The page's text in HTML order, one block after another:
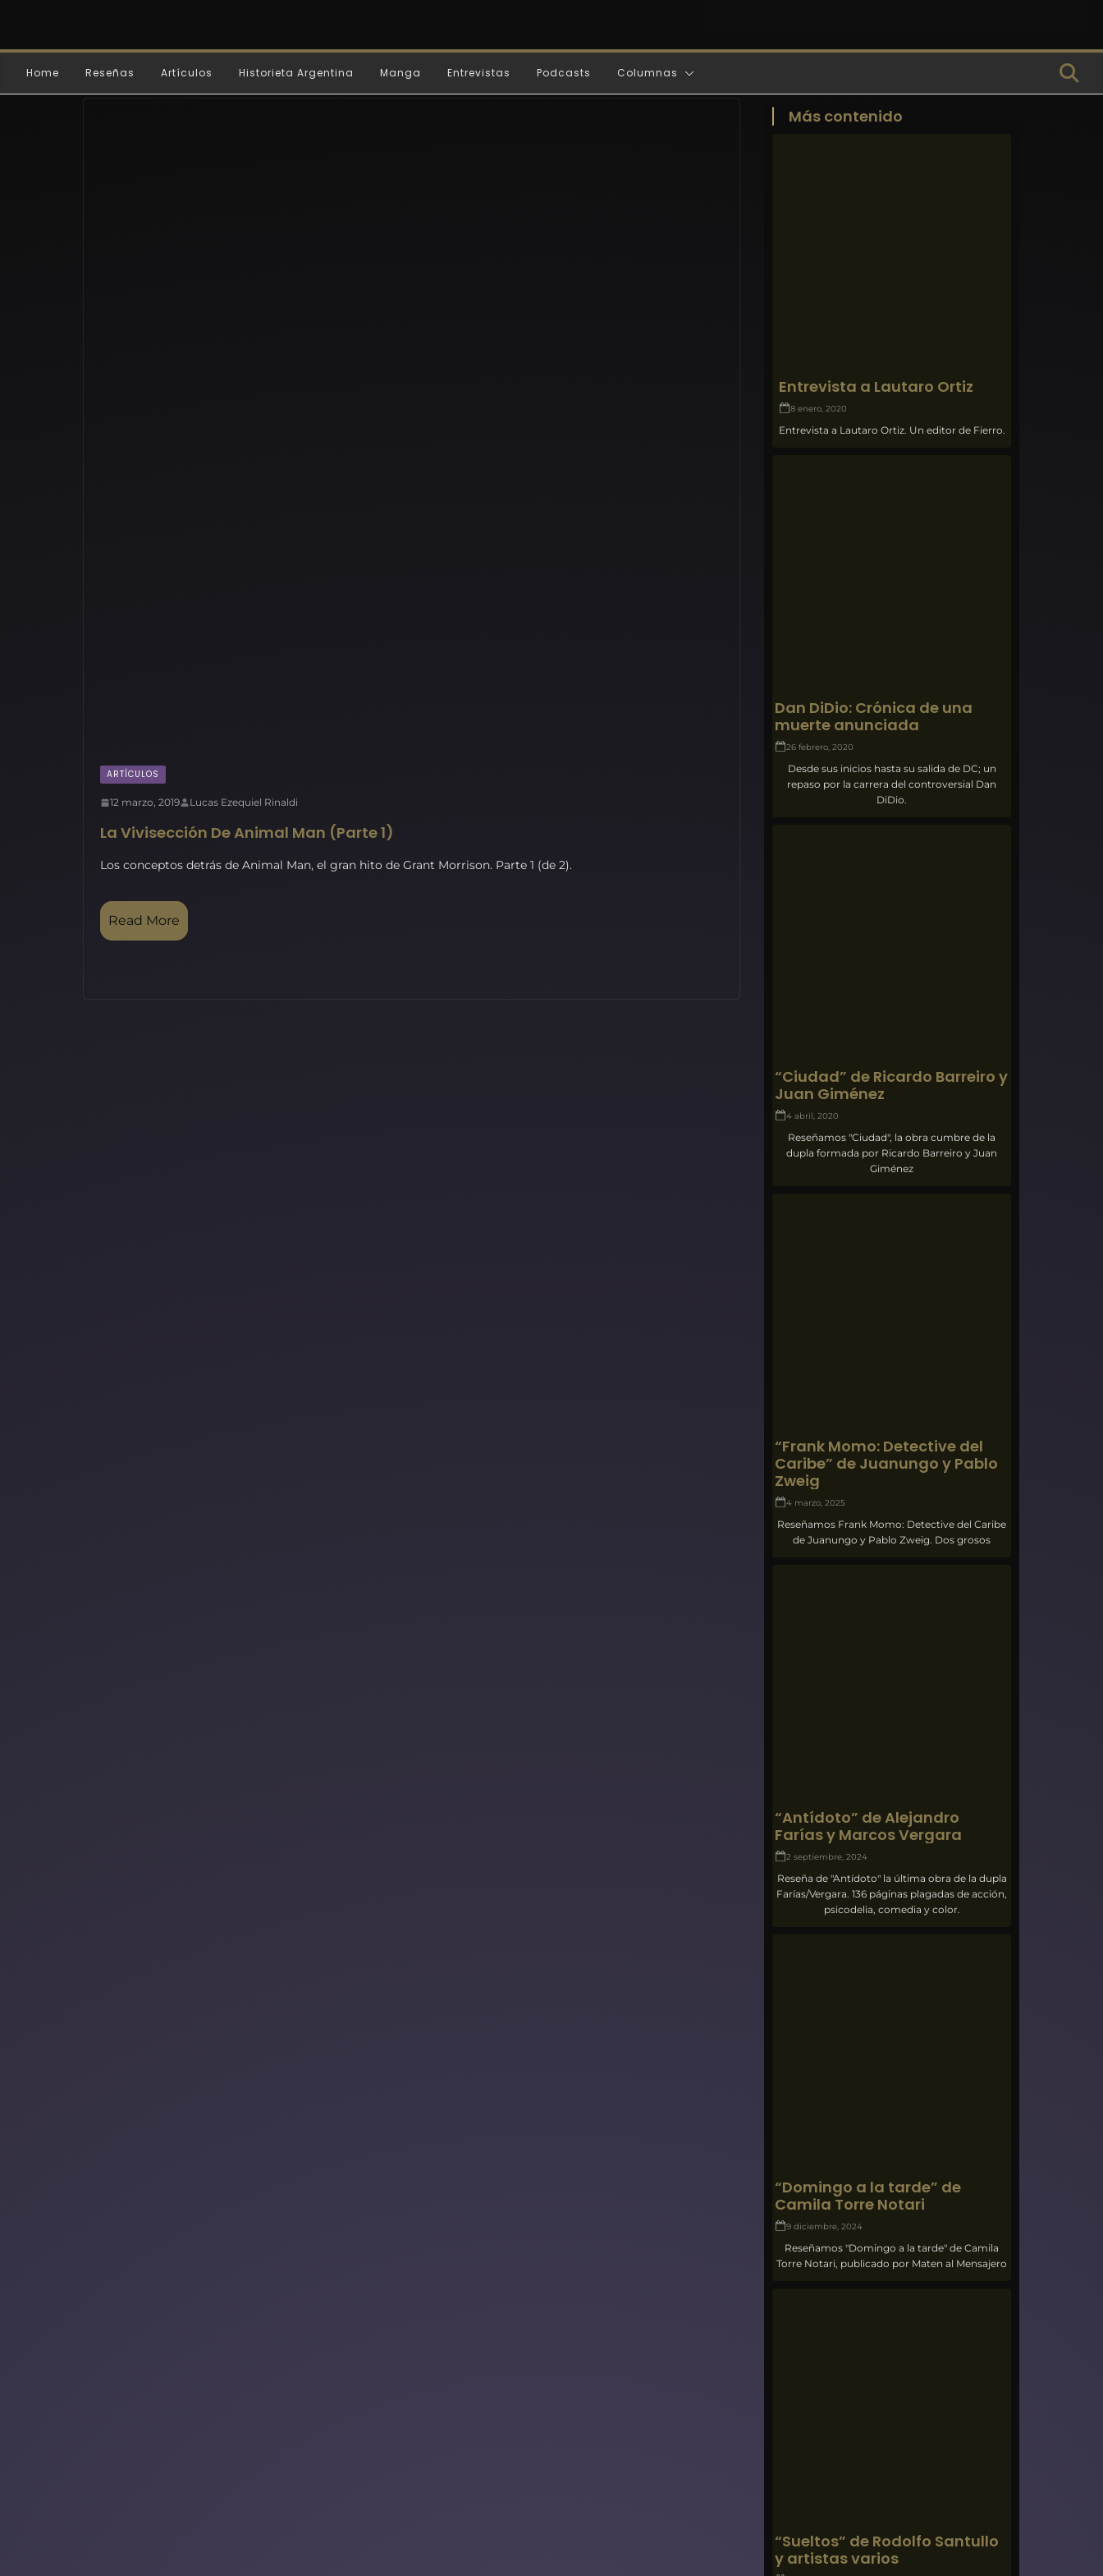
Home Reseñas Artículos Historieta Argentina Manga Entrevistas Podcasts Columnas
ARTÍCULOS
12 marzo, 2019 Lucas Ezequiel Rinaldi
La Vivisección De Animal Man (Parte 1)
Los conceptos detrás de Animal Man, el gran hito de Grant Morrison. Parte 1 (de 2).
Read More
Más contenido
Entrevista a Lautaro Ortiz
8 enero, 2020
Entrevista a Lautaro Ortiz. Un editor de Fierro.
Dan DiDio: Crónica de una
muerte anunciada
26 febrero, 2020
Desde sus inicios hasta su salida de DC; un
repaso por la carrera del controversial Dan
DiDio.
“Ciudad” de Ricardo Barreiro y
Juan Giménez
4 abril, 2020
Reseñamos "Ciudad", la obra cumbre de la
dupla formada por Ricardo Barreiro y Juan
Giménez
“Frank Momo: Detective del
Caribe” de Juanungo y Pablo
Zweig
4 marzo, 2025
Reseñamos Frank Momo: Detective del Caribe
de Juanungo y Pablo Zweig. Dos grosos
“Antídoto” de Alejandro
Farías y Marcos Vergara
2 septiembre, 2024
Reseña de "Antídoto" la última obra de la dupla
Farías/Vergara. 136 páginas plagadas de acción,
psicodelia, comedia y color.
“Domingo a la tarde” de
Camila Torre Notari
9 diciembre, 2024
Reseñamos "Domingo a la tarde" de Camila
Torre Notari, publicado por Maten al Mensajero
“Sueltos” de Rodolfo Santullo
y artistas varios